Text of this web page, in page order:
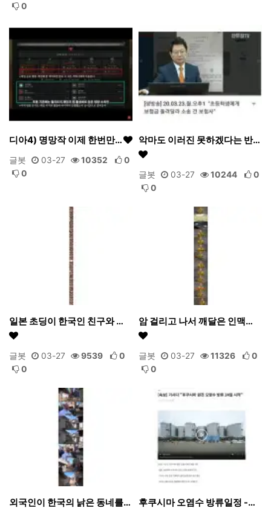
0
디아4) 명망작 이제 한번만…
글봇 03-27 10352
0
0
악마도 이러진 못하겠다는 반…
글봇 03-27 10244
0
0
일본 초딩이 한국인 친구와 …
글봇 03-27 9539
0
0
암 걸리고 나서 깨달은 인맥…
글봇 03-27 11326
0
0
외국인이 한국의 낡은 동네를… 후쿠시마 오염수 방류일정 -…